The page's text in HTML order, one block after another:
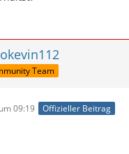
Team
09:19 Offizieller Beitrag